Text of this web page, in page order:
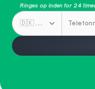
Ringes op inden for 24